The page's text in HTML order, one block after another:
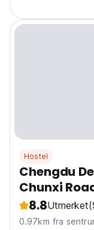
Hostel
Chengdu
Chunxi
8.8Utmerket
0.97km fra